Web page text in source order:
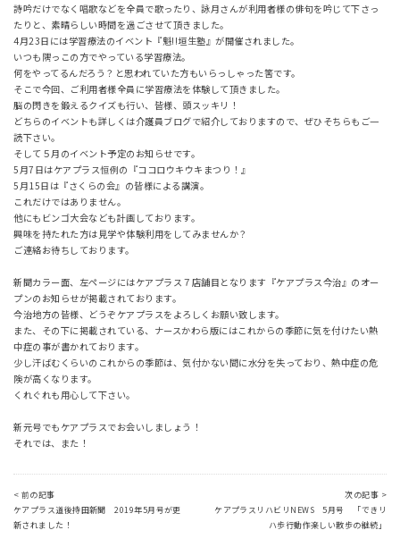
詩吟だけでなく唱歌などを全員で歌ったり、詠月さんが利用者様の俳句を吟じて下さっ
たりと、素晴らしい時間を過ごさせて頂きました。
4月23日には学習療法のイベント『魁!!垣生塾』が開催されました。
いつも隅っこの方でやっている学習療法。
何をやってるんだろう？と思われていた方もいらっしゃった筈です。
そこで今回、ご利用者様全員に学習療法を体験して頂きました。
脳の閃きを鍛えるクイズも行い、皆様、頭スッキリ！
どちらのイベントも詳しくは介護員ブログで紹介しておりますので、ぜひそちらもご一
読下さい。
そして５月のイベント予定のお知らせです。
5月7日はケアプラス恒例の『ココロウキウキまつり！』
5月15日は『さくらの会』の皆様による講演。
これだけではありません。
他にもビンゴ大会なども計画しております。
興味を持たれた方は見学や体験利用をしてみませんか？
ご連絡お待ちしております。
新聞カラー面、左ページにはケアプラス７店舗目となります『ケアプラス今治』のオー
プンのお知らせが掲載されております。
今治地方の皆様、どうぞケアプラスをよろしくお願い致します。
また、その下に掲載されている、ナースかわら版にはこれからの季節に気を付けたい熱
中症の事が書かれております。
少し汗ばむくらいのこれからの季節は、気付かない間に水分を失っており、熱中症の危
険が高くなります。
くれぐれも用心して下さい。
新元号でもケアプラスでお会いしましょう！
それでは、また！
< 前の記事
ケアプラス道後持田新聞 2019年5月号が更
新されました！
次の記事 >
ケアプラスリハビリNEWS 5月号 「できリ
ハ歩行動作楽しい散歩の継続」